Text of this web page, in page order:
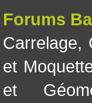
Forums
Carrelage,
et
et